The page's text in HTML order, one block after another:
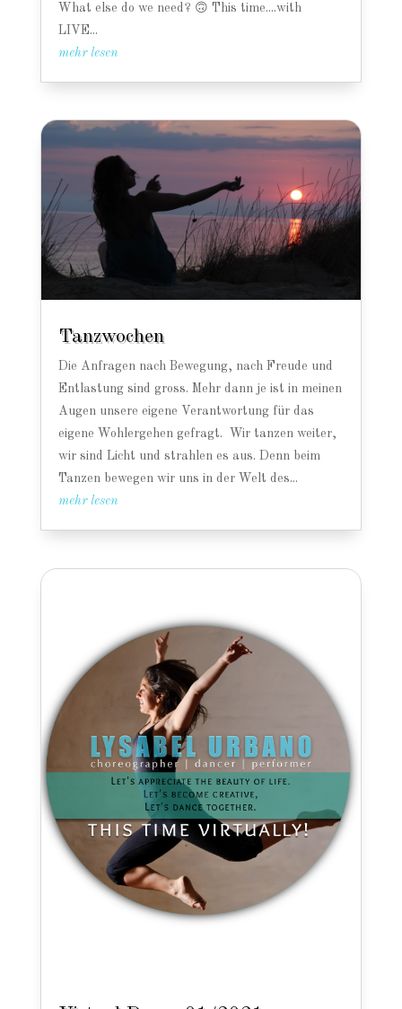
What else do we need? 🙃 This time....with
LIVE...
mehr lesen
Tanzwochen
Die Anfragen nach Bewegung, nach Freude und
Entlastung sind gross. Mehr dann je ist in meinen
Augen unsere eigene Verantwortung für das
eigene Wohlergehen gefragt. Wir tanzen weiter,
wir sind Licht und strahlen es aus. Denn beim
Tanzen bewegen wir uns in der Welt des...
mehr lesen